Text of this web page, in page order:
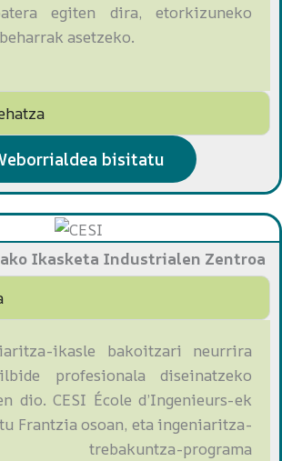
egiten dira, etorkizuneko
asetzeko.
bisitatu
Ikasketa Industrialen Zentroa
ikasle bakoitzari neurrira
profesionala diseinatzeko
dio. CESI École d’Ingenieurs-ek
Frantzia osoan, eta ingeniaritza-
programa